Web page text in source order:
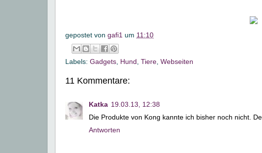
gepostet von gafi1 um 11:10
Labels: Gadgets Hund Tiere Webseiten
11 Kommentare:
Katka 19.03.13, 12:38
Die Produkte von Kong kannte ich bisher noch nicht.
Antworten